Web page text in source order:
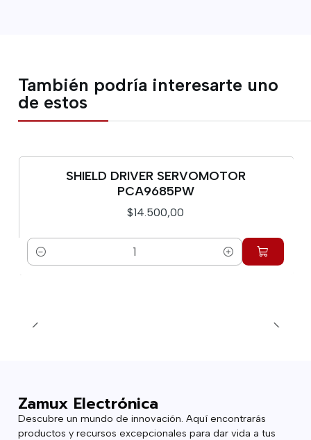
También podría interesarte uno
de estos
SHIELD DRIVER SERVOMOTOR
PCA9685PW
$14.500,00
Cantidad
Zamux Electrónica
Descubre un mundo de innovación. Aquí encontrarás
productos y recursos excepcionales para dar vida a tus